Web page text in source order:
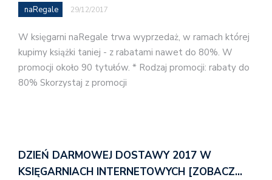
naRegale 29/12/2017
W księgarni naRegale trwa wyprzedaż, w ramach której
kupimy książki taniej - z rabatami nawet do 80%. W
promocji około 90 tytułów. * Rodzaj promocji: rabaty do
80% Skorzystaj z promocji
DZIEŃ DARMOWEJ DOSTAWY 2017 W
KSIĘGARNIACH INTERNETOWYCH [ZOBACZ…